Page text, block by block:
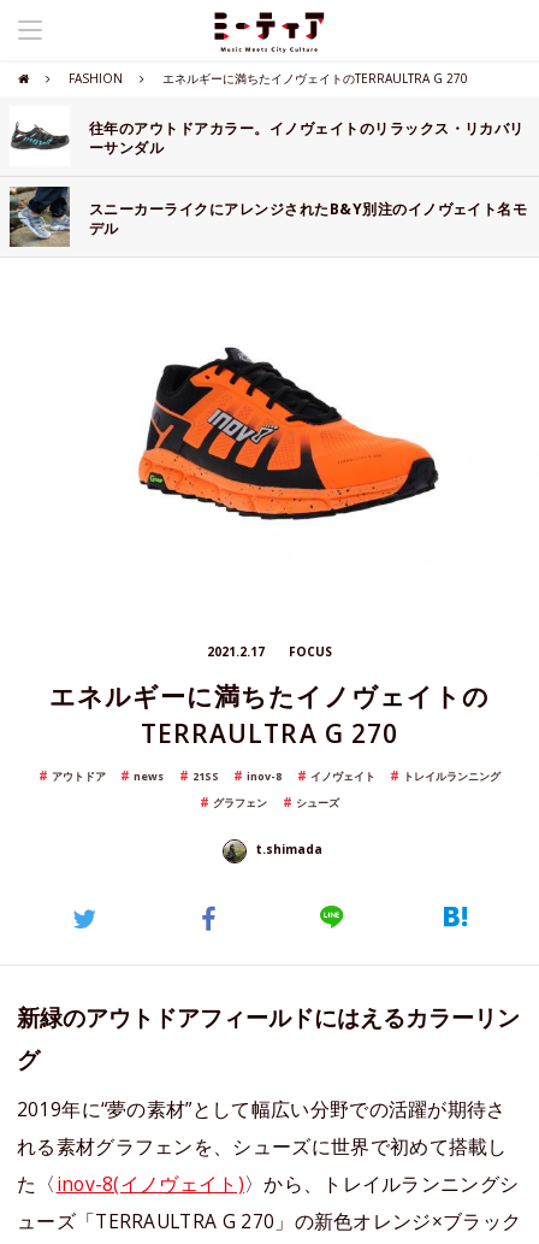
FASHION エネルギーに満ちたイノヴェイトのTERRAULTRA G 270
往年のアウトドアカラー。イノヴェイトのリラックス・リカバリ
ーサンダル
スニーカーライクにアレンジされたB&Y別注のイノヴェイト名モ
デル
2021.2.17 FOCUS
エネルギーに満ちたイノヴェイトの
TERRAULTRA G 270
アウトドア news 21SS inov-8 イノヴェイト
トレイルランニング
グラフェン
シューズ
t.shimada
新緑のアウトドアフィールドにはえるカラーリン
グ
2019年に“夢の素材”として幅広い分野での活躍が期待さ
れる素材グラフェンを、シューズに世界で初めて搭載し
た〈inov-8(イノヴェイト)〉から、トレイルランニングシ
ューズ「TERRAULTRA G 270」の新色オレンジ×ブラック